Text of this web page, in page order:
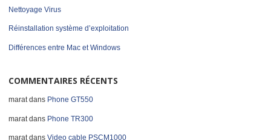
Nettoyage Virus
Réinstallation système d’exploitation
Différences entre Mac et Windows
COMMENTAIRES RÉCENTS
maratdans Phone GT550
marat dans Phone TR300
maratdans Video cable PSCM1000